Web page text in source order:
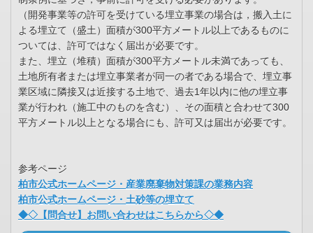
（開発事業等の許可を受けている埋立事業の場合は，搬入土に
よる埋立て（盛土）面積が300平方メートル以上であるものに
ついては、許可ではなく届出が必要です。
また、埋立（堆積）面積が300平方メートル未満であっても、
土地所有者または埋立事業者が同一の者である場合で、埋立事
業区域に隣接又は近接する土地で、過去1年以内に他の埋立事
業が行われ（施工中のものを含む）、その面積と合わせて300
平方メートル以上となる場合にも、許可又は届出が必要です。
参考ページ
柏市公式ホームページ・産業廃棄物対策課の業務内容
柏市公式ホームページ・土砂等の埋立て
◆◇【問合せ】お問い合わせはこちらから◇◆